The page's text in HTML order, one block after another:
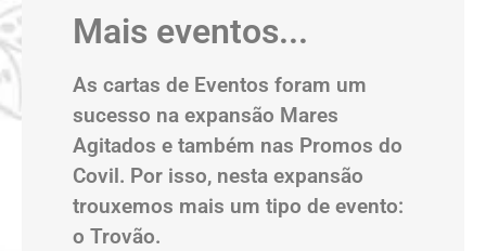
Mais eventos...
As cartas de Eventos foram um
sucesso na expansão Mares
Agitados e também nas Promos do
Covil. Por isso, nesta expansão
trouxemos mais um tipo de evento:
o Trovão.